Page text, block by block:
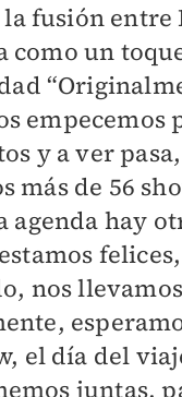
fusión entre
como un
empecemos
y a ver pasa,
más de 56
agenda hay
nos llevamos
el día del
juntas,